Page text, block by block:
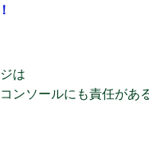
は
ンソールにも責任があ